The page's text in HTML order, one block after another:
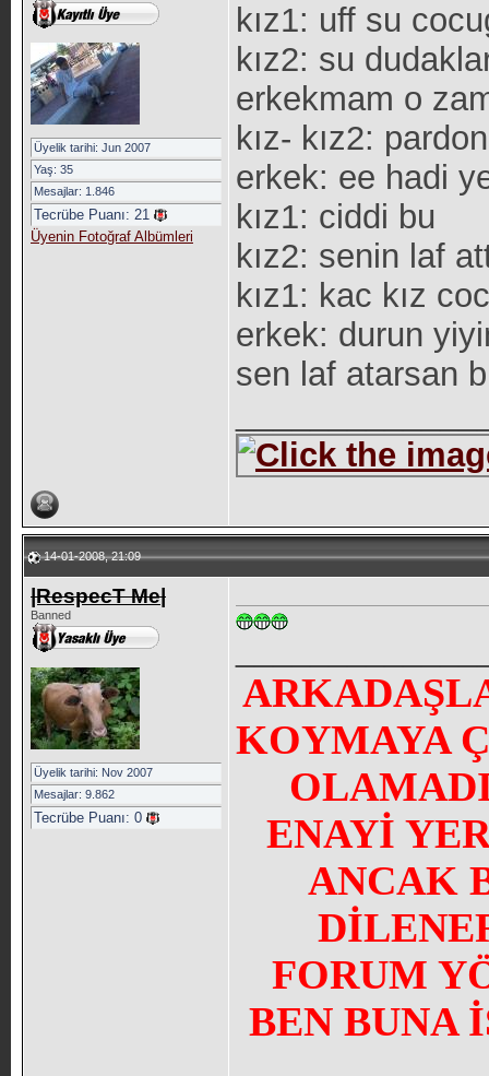
Üyelik tarihi: Jun 2007
Yaş: 35
Mesajlar: 1.846
Tecrübe Puanı: 21
Üyenin Fotoğraf Albümleri
kız1: uff su
kız2: su
erkekmam o
kız- kız2: pardon
erkek: ee hadi
kız1: ciddi bu
kız2: senin laf
kız1: kac kız
erkek: durun
sen laf atarsan
14-01-2008, 21:09
|RespecT Me|
Banned
Üyelik tarihi: Nov 2007
Mesajlar: 9.862
Tecrübe Puanı: 0
KOYMAYA
ENAYİ
ANCAK
FORUM
BEN BUNA